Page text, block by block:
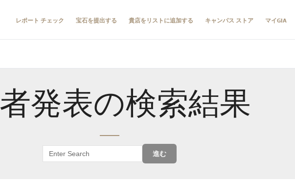
レポート チェック 宝石を提出する 貴店をリストに追加する キャンパス ストア マイGIA
発表の検索結果
進む